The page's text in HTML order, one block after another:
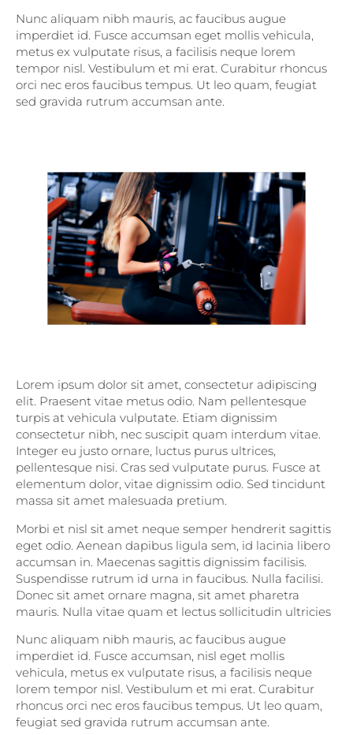
Nunc aliquam nibh mauris, ac faucibus augue
imperdiet id. Fusce accumsan eget mollis vehicula,
metus ex vulputate risus, a facilisis neque lorem
tempor nisl. Vestibulum et mi erat. Curabitur rhoncus
orci nec eros faucibus tempus. Ut leo quam, feugiat
sed gravida rutrum accumsan ante.
Lorem ipsum dolor sit amet, consectetur adipiscing
elit. Praesent vitae metus odio. Nam pellentesque
turpis at vehicula vulputate. Etiam dignissim
consectetur nibh, nec suscipit quam interdum vitae.
Integer eu justo ornare, luctus purus ultrices,
pellentesque nisi. Cras sed vulputate purus. Fusce at
elementum dolor, vitae dignissim odio. Sed tincidunt
massa sit amet malesuada pretium.
Morbi et nisl sit amet neque semper hendrerit sagittis
eget odio. Aenean dapibus ligula sem, id lacinia libero
accumsan in. Maecenas sagittis dignissim facilisis.
Suspendisse rutrum id urna in faucibus. Nulla facilisi.
Donec sit amet ornare magna, sit amet pharetra
mauris. Nulla vitae quam et lectus sollicitudin ultricies
Nunc aliquam nibh mauris, ac faucibus augue
imperdiet id. Fusce accumsan, nisl eget mollis
vehicula, metus ex vulputate risus, a facilisis neque
lorem tempor nisl. Vestibulum et mi erat. Curabitur
rhoncus orci nec eros faucibus tempus. Ut leo quam,
feugiat sed gravida rutrum accumsan ante.